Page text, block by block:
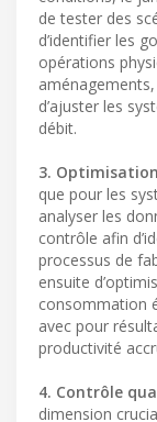
de tester des
d’identifier les
opérations
d’ajuster les
débit.
3.
que pour les
analyser les
contrôle afin
processus de
ensuite
consommation
avec pour
productivité
4. Contrôle
dimension